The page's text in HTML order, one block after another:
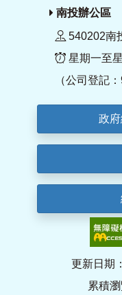
南投辦公區
540202南
星期一至
（公司登記
政
更新日期
累積